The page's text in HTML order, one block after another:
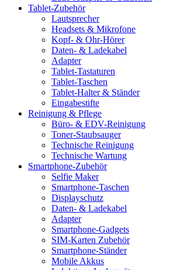
Tablet-Zubehör
Lautsprecher
Headsets & Mikrofone
Kopf- & Ohr-Hörer
Daten- & Ladekabel
Adapter
Tablet-Tastaturen
Tablet-Taschen
Tablet-Halter & Ständer
Eingabestifte
Reinigung & Pflege
Büro- & EDV-Reinigung
Toner-Staubsauger
Technische Reinigung
Technische Wartung
Smartphone-Zubehör
Selfie Maker
Smartphone-Taschen
Displayschutz
Daten- & Ladekabel
Adapter
Smartphone-Gadgets
SIM-Karten Zubehör
Smartphone-Ständer
Mobile Akkus